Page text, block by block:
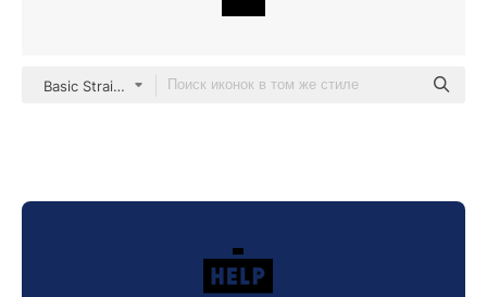
Basic Straight Filled